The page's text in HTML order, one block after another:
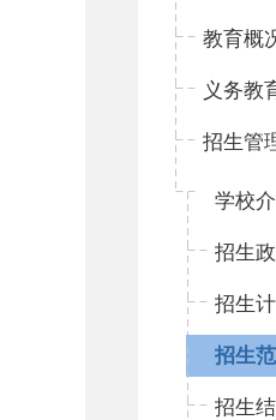
教育概
招生管
学校
招生
招生
招生
招生